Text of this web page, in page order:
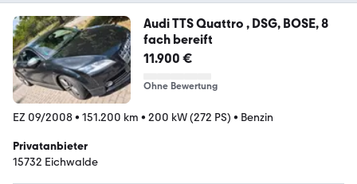
Audi TTS Quattro , DSG, BOSE, 8
fach bereift
11.900 €
Ohne Bewertung
EZ 09/2008• 151.200 km • 200 kW (272 PS) • Benzin
Privatanbieter
15732 Eichwalde